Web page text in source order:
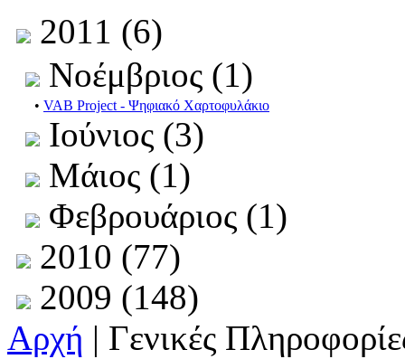
2011 (6)
Νοέμβριος (1)
• VAB Project - Ψηφιακό Χαρτοφυλάκιο
Ιούνιος (3)
Μάιος (1)
Φεβρουάριος (1)
2010 (77)
2009 (148)
Αρχή | Γενικές